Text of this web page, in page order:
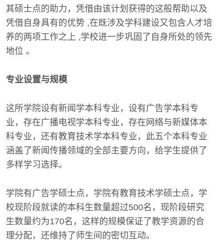
其硕士点的助力，凭借由该计划获得的这般帮助以及
凭借自身具有的优势 ,在既涉及学科建设又包含人才培
养的两项工作之上 ,学校进一步巩固了自身所处的领先
地位 。
专业设置与规模
这所学院设有新闻学本科专业，设有广告学本科专
业，存在广播电视学本科专业，存在网络与新媒体本
科专业，还有教育技术学本科专业，此五个本科专业
涵盖了新闻传播领域的全部主要方向，给学生提供了
多样学习选择。
学院有广告学硕士点，学院有教育技术学硕士点，学
校现阶段就读的本科生数量超过500名，现阶段研究
生数量约为170名，这样的规模保证了教学资源的合
理分配，还维持了师生间的密切互动。